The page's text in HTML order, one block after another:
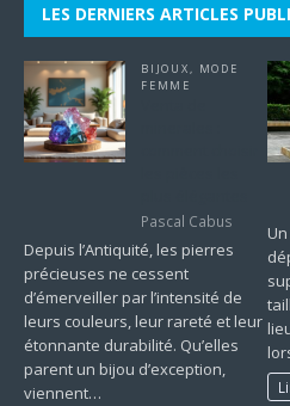
LES DERNIERS ARTICLES
BIJOUX
MODE
FEMME
Pascal Cabus
Depuis l’Antiquité, les pierres
précieuses ne cessent
d’émerveiller par l’intensité de
leurs couleurs, leur rareté et leur
étonnante durabilité. Qu’elles
parent un bijou d’exception,
viennent…